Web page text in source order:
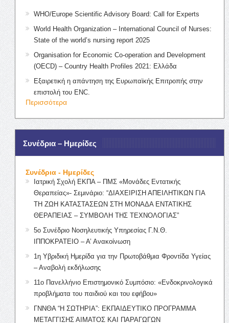
WHO/Europe Scientific Advisory Board: Call for Experts
World Health Organization – International Council of Nurses:
State of the world’s nursing report 2025
Organisation for Economic Co-operation and Development
(OECD) – Country Health Profiles 2021: Ελλάδα
Εξαιρετική η απάντηση της Ευρωπαϊκής Επιτροπής στην
επιστολή του ENC.
Περισσότερα
Συνέδρια – Ημερίδες
Συνέδρια - Ημερίδες
Ιατρική Σχολή ΕΚΠΑ – ΠΜΣ «Μονάδες Εντατικής
Θεραπείας»- Σεμινάριο: “ΔΙΑΧΕΙΡΙΣΗ ΑΠΕΙΛΗΤΙΚΩΝ ΓΙΑ
ΤΗ ΖΩΗ ΚΑΤΑΣΤΑΣΕΩΝ ΣΤΗ ΜΟΝΑΔΑ ΕΝΤΑΤΙΚΗΣ
ΘΕΡΑΠΕΙΑΣ – ΣΥΜΒΟΛΗ ΤΗΣ ΤΕΧΝΟΛΟΓΙΑΣ”
5ο Συνέδριο Νοσηλευτικής Υπηρεσίας Γ.Ν.Θ.
ΙΠΠΟΚΡΑΤΕΙΟ – Α’ Ανακοίνωση
1η Υβριδική Ημερίδα για την Πρωτοβάθμια Φροντίδα Υγείας
– Αναβολή εκδήλωσης
11ο Πανελλήνιο Επιστημονικό Συμπόσιο: «Ενδοκρινολογικά
προβλήματα του παιδιού και του εφήβου»
ΓΝΝΘΑ “Η ΣΩΤΗΡΙΑ”: ΕΚΠΑΙΔΕΥΤΙΚΟ ΠΡΟΓΡΑΜΜΑ
ΜΕΤΑΓΓΙΣΗΣ ΑΙΜΑΤΟΣ ΚΑΙ ΠΑΡΑΓΩΓΩΝ